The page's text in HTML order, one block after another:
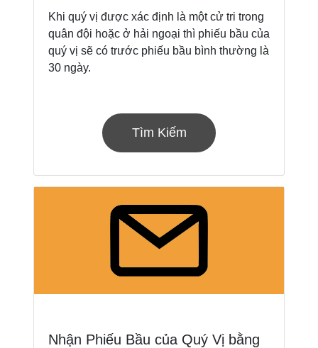
Khi quý vị được xác định là một cử tri trong
quân đội hoặc ở hải ngoại thì phiếu bầu của
quý vị sẽ có trước phiếu bầu bình thường là
30 ngày.
Tìm Kiếm
Nhận Phiếu Bầu của Quý Vị bằng